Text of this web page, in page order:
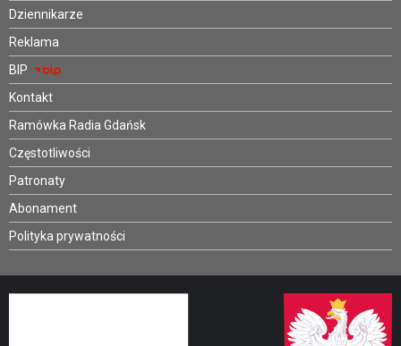
Dziennikarze
Reklama
BIP
Kontakt
Ramówka Radia Gdańsk
Częstotliwości
Patronaty
Abonament
Polityka prywatności